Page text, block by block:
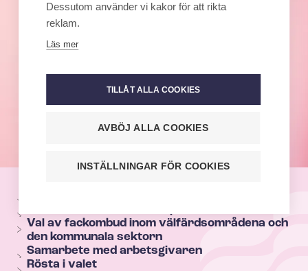
Val av fackombud inom välfärdsområdena och
den kommunala sektorn
Samarbete med arbetsgivaren
Rösta i valet
Dessutom använder vi kakor för att rikta
reklam.
Läs mer
TILLÅT ALLA COOKIES
AVBÖJ ALLA COOKIES
INSTÄLLNINGAR FÖR COOKIES